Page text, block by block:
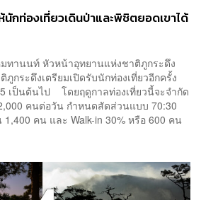
นักท่องเที่ยวเดินป่าและพิชิตยอดเขาได้
ทานนท์ หัวหน้าอุทยานแห่งชาติภูกระดึง
ภูกระดึงเตรียมเปิดรับนักท่องเที่ยวอีกครั้ง
เป็นต้นไป โดยฤดูกาลท่องเที่ยวนี้จะจำกัด
คนต่อวัน กำหนดสัดส่วนแบบ 70:30
1,400 คน และ Walk-in 30% หรือ 600 คน